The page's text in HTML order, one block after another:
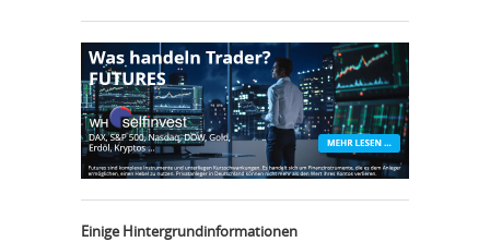
Einige Hintergrundinformationen